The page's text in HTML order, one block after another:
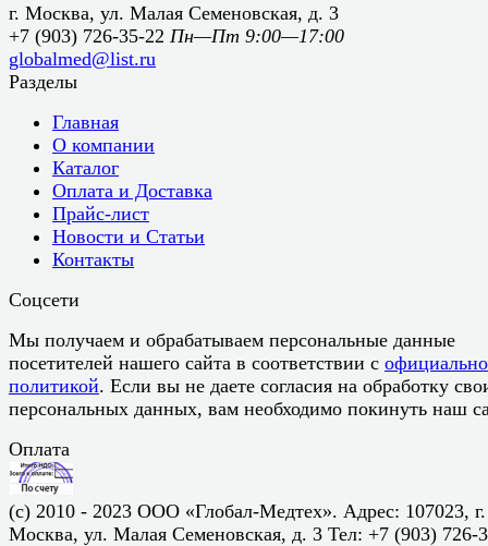
г. Москва, ул. Малая Семеновская, д. 3
+7 (903) 726-35-22 Пн—Пт 9:00—17:00
globalmed@list.ru
Разделы
Главная
О компании
Каталог
Оплата и Доставка
Прайс-лист
Новости и Статьи
Контакты
Соцсети
Мы получаем и обрабатываем персональные данные
посетителей нашего сайта в соответствии с
политикой. Если вы не даете согласия на обработку
персональных данных, вам необходимо покинуть наш
Оплата
(c) 2010 - 2023 ООО «Глобал-Медтех». Адрес: 107023, г.
Москва, ул. Малая Семеновская, д. 3 Тел: +7 (903) 726-